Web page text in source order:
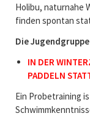
Holibu, naturnahe
finden spontan
Die
IN DER
PADDELN
Ein Probetraining